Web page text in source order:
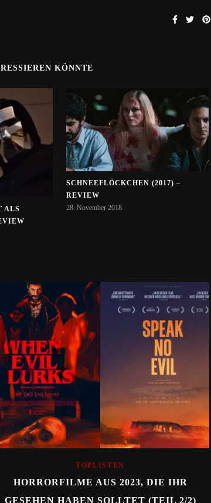
KÖNNTE
ALS
SCHNEEFLÖCKCHEN (2017) –
REVIEW
28. November 2018
TOPLISTEN
HORRORFILME AUS 2023, DIE IHR
GESEHEN HABEN SOLLTET (TEIL 2/2)